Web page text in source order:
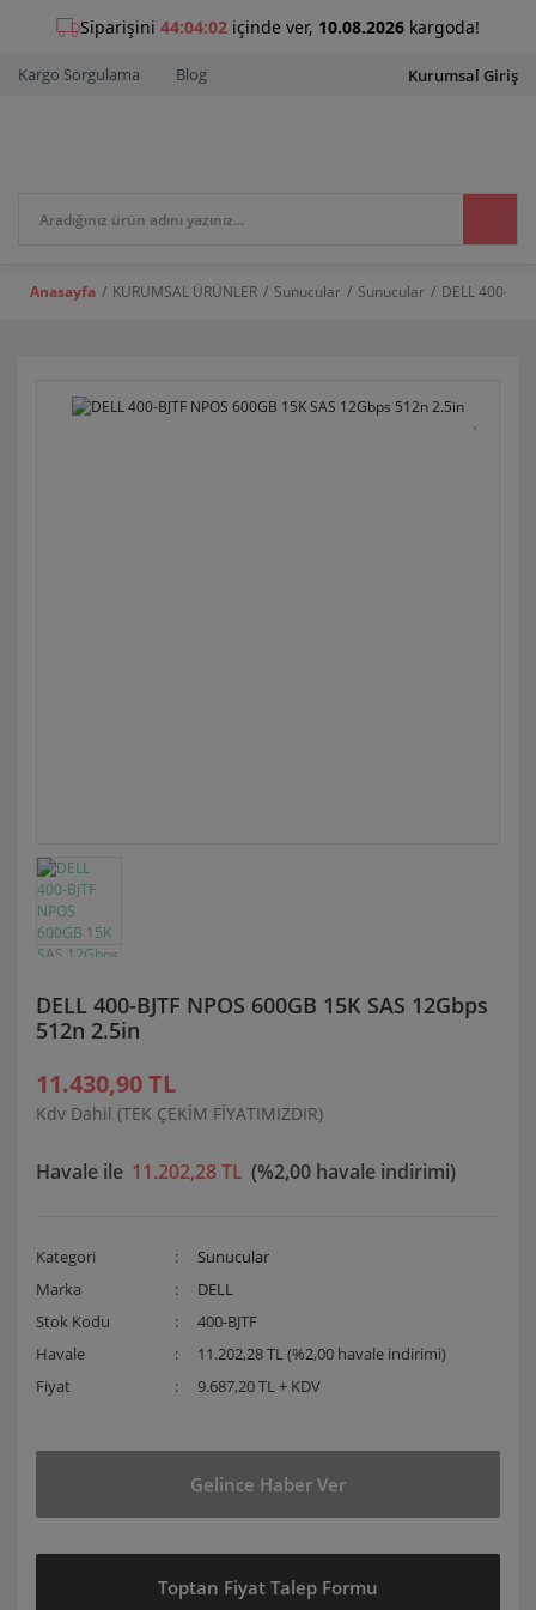
Kargo Sorgulama Blog Kurumsal Giriş
Anasayfa KURUMSAL ÜRÜNLER Sunucular Sunucular DELL 400-
DELL 400-BJTF NPOS 600GB 15K SAS 12Gbps
512n 2.5in
11.430,90 TL
Kdv Dahil (TEK ÇEKİM FİYATIMIZDIR)
Havale ile 11.202,28 TL (%2,00 havale indirimi)
Kategori
Sunucular
Marka
DELL
Stok Kodu
400-BJTF
Havale
11.202,28 TL (%2,00 havale indirimi)
Fiyat
9.687,20 TL + KDV
Gelince Haber Ver
Toptan Fiyat Talep Formu